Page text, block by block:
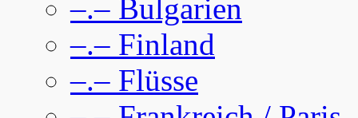
–.– Bulgarien
–.– Finland
–.– Flüsse